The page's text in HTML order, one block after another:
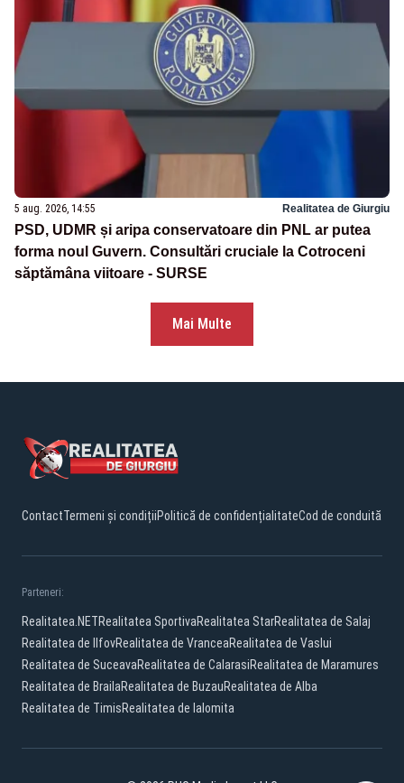
5 aug. 2026, 14:55 Realitatea de Giurgiu
PSD, UDMR și aripa conservatoare din PNL ar putea
forma noul Guvern. Consultări cruciale la Cotroceni
săptămâna viitoare - SURSE
Mai Multe
ContactTermeni și condițiiPolitică de confidențialitateCod de conduită
Parteneri:
Realitatea.NETRealitatea SportivaRealitatea StarRealitatea de Salaj
Realitatea de IlfovRealitatea de VranceaRealitatea de Vaslui
Realitatea de SuceavaRealitatea de CalarasiRealitatea de Maramures
Realitatea de BrailaRealitatea de BuzauRealitatea de Alba
Realitatea de TimisRealitatea de Ialomita